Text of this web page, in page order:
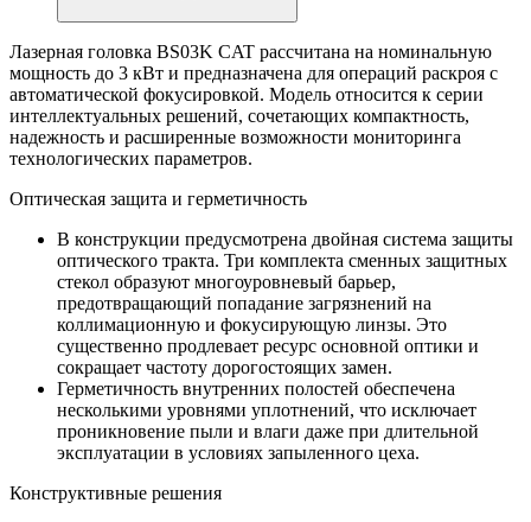
Лазерная головка BS03K CAT рассчитана на номинальную
мощность до 3 кВт и предназначена для операций раскроя с
автоматической фокусировкой. Модель относится к серии
интеллектуальных решений, сочетающих компактность,
надежность и расширенные возможности мониторинга
технологических параметров.
Оптическая защита и герметичность
В конструкции предусмотрена двойная система защиты
оптического тракта. Три комплекта сменных защитных
стекол образуют многоуровневый барьер,
предотвращающий попадание загрязнений на
коллимационную и фокусирующую линзы. Это
существенно продлевает ресурс основной оптики и
сокращает частоту дорогостоящих замен.
Герметичность внутренних полостей обеспечена
несколькими уровнями уплотнений, что исключает
проникновение пыли и влаги даже при длительной
эксплуатации в условиях запыленного цеха.
Конструктивные решения